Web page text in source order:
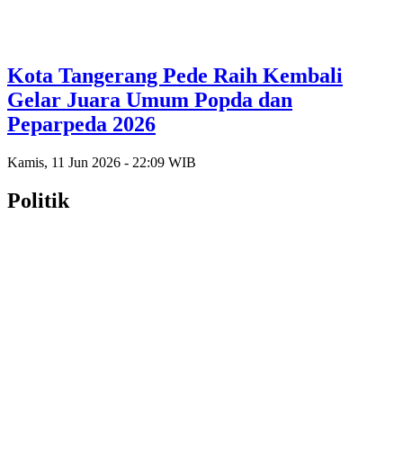
Kota Tangerang Pede Raih Kembali
Gelar Juara Umum Popda dan
Peparpeda 2026
Kamis, 11 Jun 2026 - 22:09 WIB
Politik